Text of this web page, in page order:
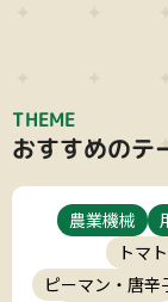
THEME
おすすめのテ
農業機械
トマ
ピーマン・唐辛